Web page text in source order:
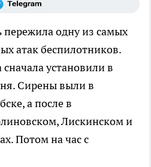
пережила одну из самых
атак беспилотников.
установили в
Сирены выли в
а после в
Лискинском и
Потом на час с